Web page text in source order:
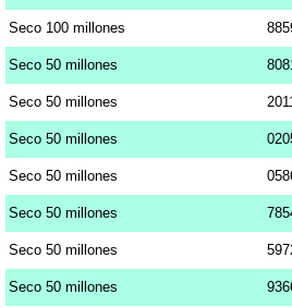
Seco 100 millones
Seco 50 millones
Seco 50 millones
Seco 50 millones
Seco 50 millones
Seco 50 millones
Seco 50 millones
Seco 50 millones